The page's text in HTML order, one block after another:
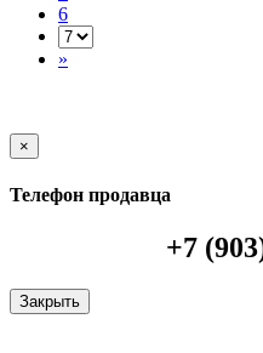
6
»
×
Телефон продавца
+7
Закрыть